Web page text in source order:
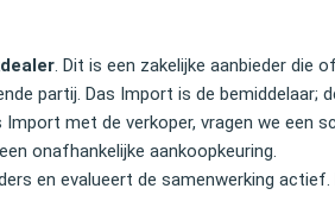
. Dit is een zakelijke aanbieder die
partij. Das Import is de
met de verkoper, vragen we een
onafhankelijke aankoopkeuring.
en evalueert de samenwerking